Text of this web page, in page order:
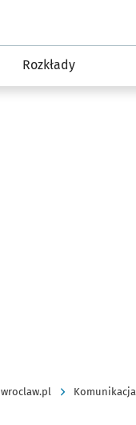
Rozkłady
wroclaw.pl Komunikacja